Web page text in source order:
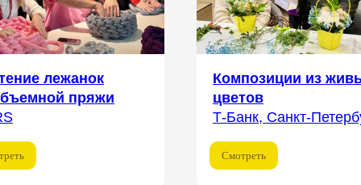
лежанок
пряжи
Композиции из
цветов
Т-Банк, Санкт-
Смотреть